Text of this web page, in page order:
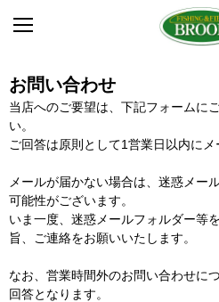
お問い合わせ
当店へのご要望は、下記フォームに
い。
ご回答は原則として1営業日以内にメ
メールが届かない場合は、迷惑メー
可能性がございます。
いま一度、迷惑メールフォルダー等
旨、ご連絡をお願いいたします。
なお、営業時間外のお問い合わせに
回答となります。